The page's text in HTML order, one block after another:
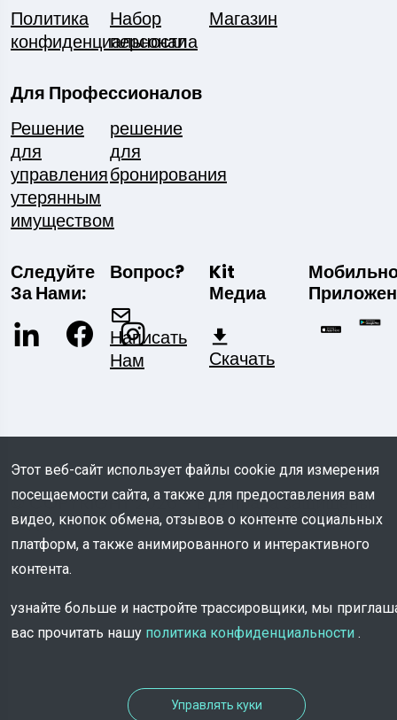
Политика
конфиденциальности
Набор
персонала
Магазин
Для Профессионалов
Решение
для
управления
утерянным
имуществом
решение
для
бронирования
Следуйте
За Нами:
Вопрос?
Написать
Нам
Kit
Медиа
Скачать
© COPYRIGHT 2026 - Все права защищены
TROOV
Этот веб-сайт использует файлы cookie для измерения
посещаемости сайта, а также для предоставления вам
видео, кнопок обмена, отзывов о контенте социальных
платформ, а также анимированного и интерактивного
контента.
узнайте больше и настройте трассировщики, мы
вас прочитать нашу политика конфиденциальности .
Управлять куки